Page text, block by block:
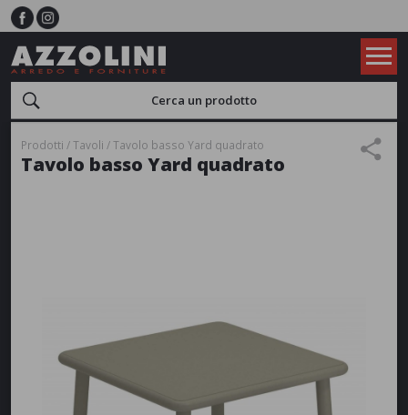
Prodotti Tavoli Tavolo basso Yard quadrato
Tavolo basso Yard quadrato